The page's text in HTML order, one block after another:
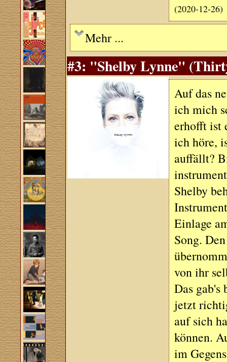
(2020-12-26)
Mehr ...
#3: "Shelby Lynne"
Auf das
ich mich
erhofft ist
ich höre,
auffällt?
Shelby
Einlage
Song.
von ihr
Das gab's
jetzt
auf sich
können.
im